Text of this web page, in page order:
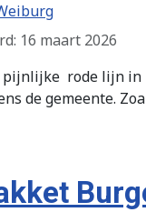
16 maart 2026
pijnlijke rode lijn in
de gemeente.